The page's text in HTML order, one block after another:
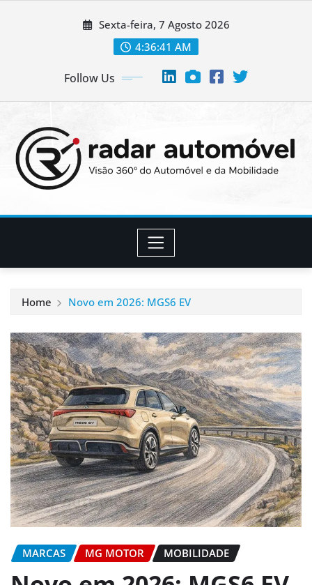
Sexta-feira, 7 Agosto 2026
4:36:42 AM
Follow Us
Home Novo em 2026: MGS6 EV
MARCAS MG MOTOR MOBILIDADE